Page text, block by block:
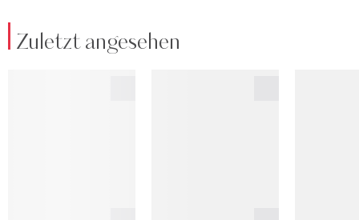
Zuletzt angesehen